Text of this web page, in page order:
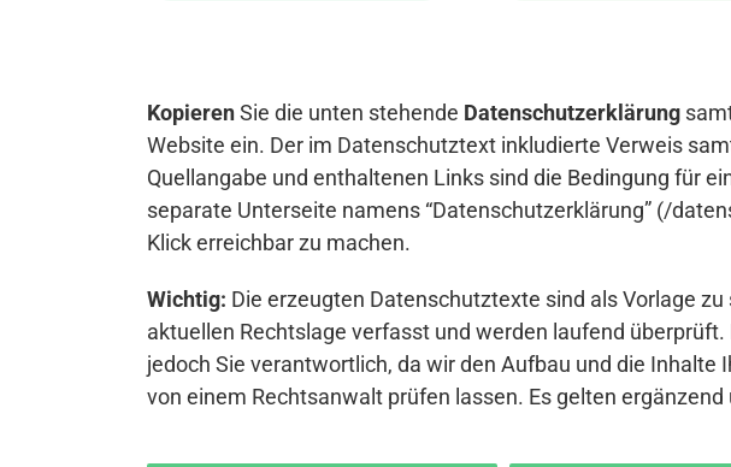
KopierenSie die unten stehende Datenschutzerklärung
Website ein. Der im Datenschutztext inkludierte Verweis
Quellangabe und enthaltenen Links sind die Bedingung für
separate Unterseite namens “Datenschutzerklärung” (/
Klick erreichbar zu machen.
Wichtig: Die erzeugten Datenschutztexte sind als Vorlage
aktuellen Rechtslage verfasst und werden laufend
jedoch Sie verantwortlich, da wir den Aufbau und die
von einem Rechtsanwalt prüfen lassen. Es gelten ergänzend